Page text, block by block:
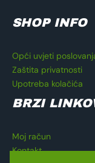
SHOP INFO
Opći uvjeti
Zaštita privatnosti
Upotreba kolačića
BRZI
Moj račun
Kontakt